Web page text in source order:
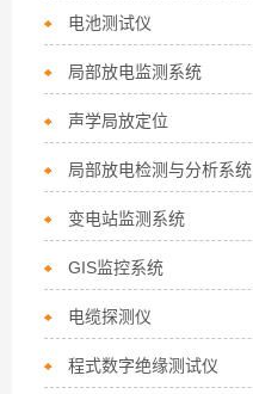
电池测试仪
局部放电监测系统
声学局放定位
局部放电检测与分析系统
变电站监测系统
GIS监控系统
电缆探测仪
程式数字绝缘测试仪